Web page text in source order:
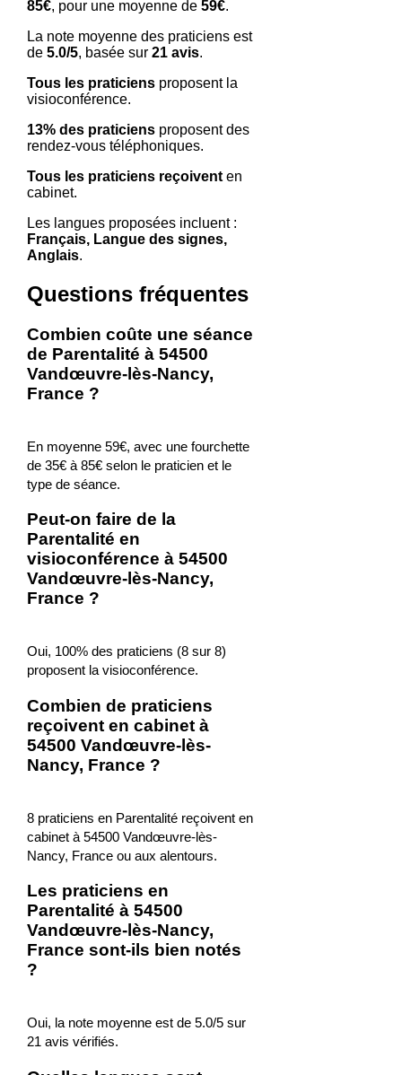
85€, pour une moyenne de 59€.
La note moyenne des praticiens est
de 5.0/5, basée sur 21 avis.
Tous les praticiensproposent la
visioconférence.
13% des praticiensproposent des
rendez-vous téléphoniques.
Tous les praticiens reçoiventen
cabinet.
Les langues proposées incluent :
Français, Langue des signes,
Anglais.
Questions fréquentes
Combien coûte une séance
de Parentalité à 54500
Vandœuvre-lès-Nancy,
France ?
En moyenne 59€, avec une fourchette
de 35€ à 85€ selon le praticien et le
type de séance.
Peut-on faire de la
Parentalité en
visioconférence à 54500
Vandœuvre-lès-Nancy,
France ?
Oui, 100% des praticiens (8 sur 8)
proposent la visioconférence.
Combien de praticiens
reçoivent en cabinet à
54500 Vandœuvre-lès-
Nancy, France ?
8 praticiens en Parentalité reçoivent en
cabinet à 54500 Vandœuvre-lès-
Nancy, France ou aux alentours.
Les praticiens en
Parentalité à 54500
Vandœuvre-lès-Nancy,
France sont-ils bien notés
?
Oui, la note moyenne est de 5.0/5 sur
21 avis vérifiés.